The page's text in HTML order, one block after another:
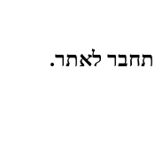
לאתר.